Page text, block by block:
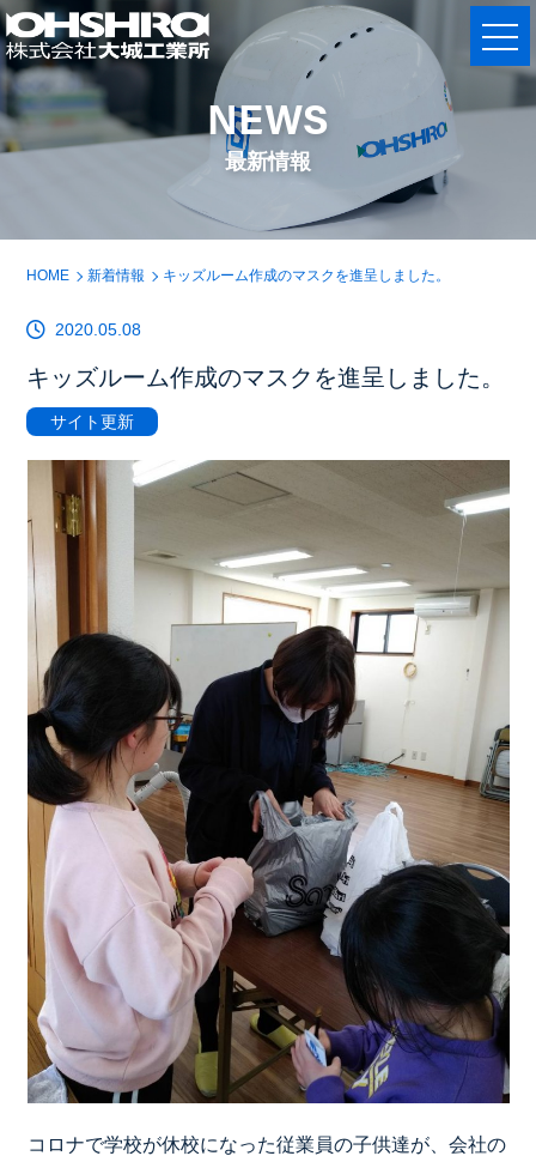
NEWS
最新情報
HOME 新着情報 キッズルーム作成のマスクを進呈しました。
2020.05.08
キッズルーム作成のマスクを進呈しました。
サイト更新
コロナで学校が休校になった従業員の子供達が、会社の